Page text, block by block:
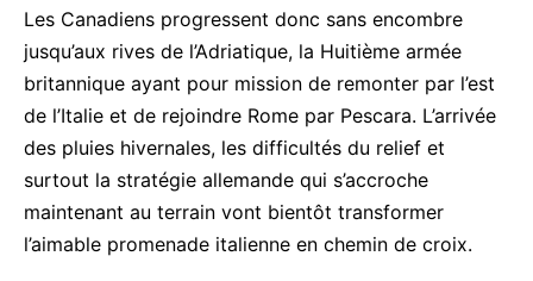
Les Canadiens progressent donc sans encombre
jusqu’aux rives de l’Adriatique, la Huitième armée
britannique ayant pour mission de remonter par l’est
de l’Italie et de rejoindre Rome par Pescara. L’arrivée
des pluies hivernales, les difficultés du relief et
surtout la stratégie allemande qui s’accroche
maintenant au terrain vont bientôt transformer
l’aimable promenade italienne en chemin de croix.